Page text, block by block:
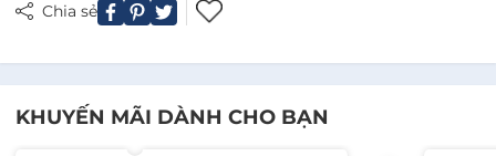
Chia sẻ
KHUYẾN MÃI DÀNH CHO BẠN